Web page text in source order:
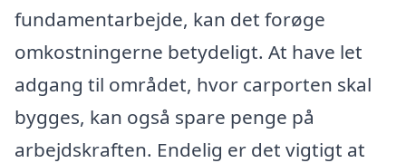
fundamentarbejde, kan det forøge
omkostningerne betydeligt. At have let
adgang til området, hvor carporten skal
bygges, kan også spare penge på
arbejdskraften. Endelig er det vigtigt at